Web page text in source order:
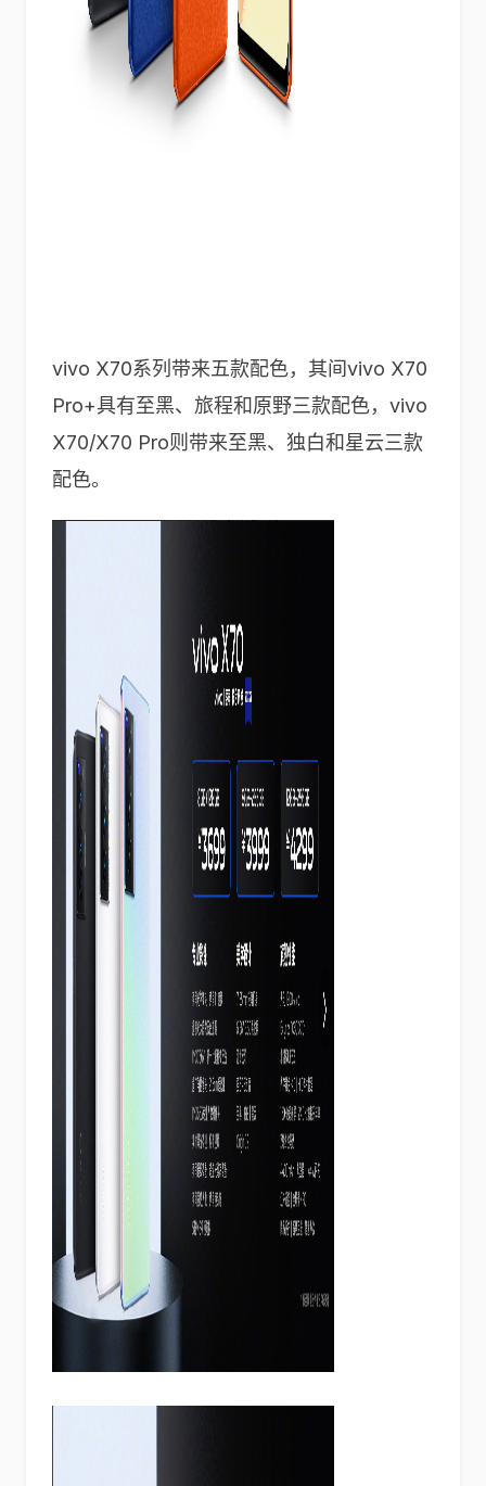
vivo X70系列带来五款配色，其间vivo X70
Pro+具有至黑、旅程和原野三款配色，vivo
X70/X70 Pro则带来至黑、独白和星云三款
配色。